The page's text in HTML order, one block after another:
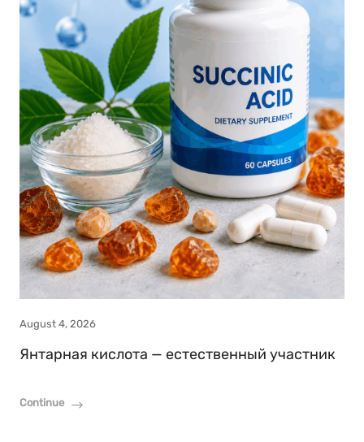
August 4, 2026
Янтарная кислота — естественный участник
Continue